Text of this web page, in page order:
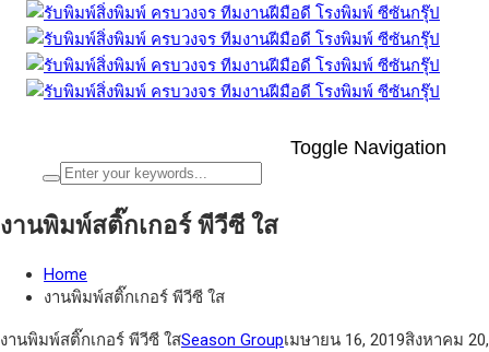
Toggle Navigation
งานพิมพ์สติ๊กเกอร์ พีวีซี ใส
Home
งานพิมพ์สติ๊กเกอร์ พีวีซี ใส
งานพิมพ์สติ๊กเกอร์ พีวีซี ใสSeason Groupเมษายน 16, 2019สิงหาคม 20,